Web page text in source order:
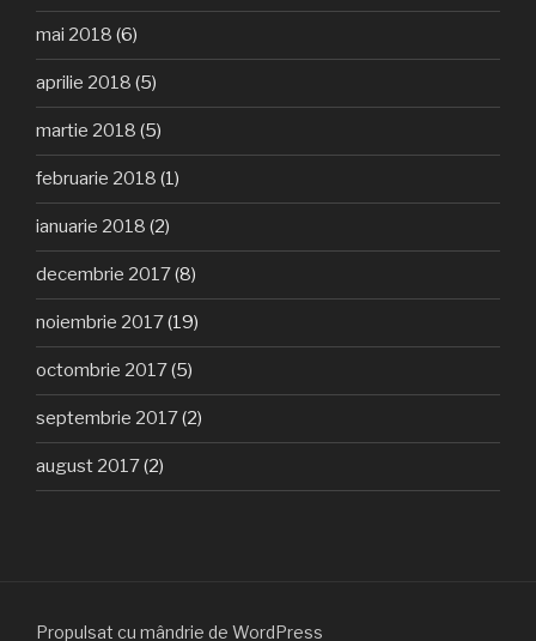
mai 2018 (6)
aprilie 2018 (5)
martie 2018 (5)
februarie 2018 (1)
ianuarie 2018 (2)
decembrie 2017(8)
noiembrie 2017(19)
octombrie 2017(5)
septembrie 2017(2)
august 2017(2)
Propulsat cu mândrie de WordPress